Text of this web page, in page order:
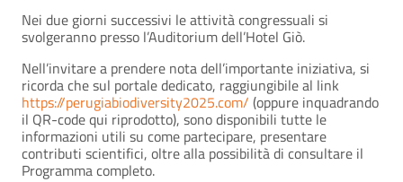
Nei due giorni successivi le attività congressuali si
svolgeranno presso l’Auditorium dell’Hotel Giò.
Nell’invitare a prendere nota dell’importante iniziativa, si
ricorda che sul portale dedicato, raggiungibile al link
https://perugiabiodiversity2025.com/ (oppure inquadrando
il QR-code qui riprodotto), sono disponibili tutte le
informazioni utili su come partecipare, presentare
contributi scientifici, oltre alla possibilità di consultare il
Programma completo.